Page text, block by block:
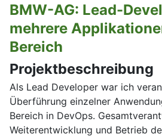
BMW-AG: Lead-
mehrere
Bereich
Projektbeschreibung
Als Lead Developer war ich
Überführung einzelner
Bereich in DevOps.
Weiterentwicklung und Betrieb